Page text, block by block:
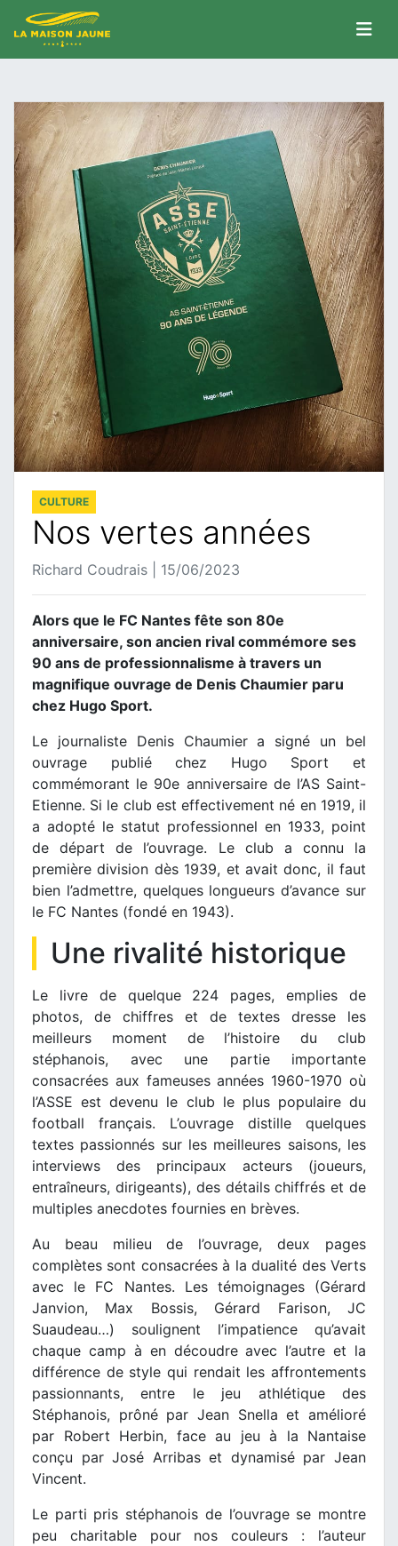
CULTURE
Nos vertes années
Richard Coudrais | 15/06/2023
Alors que le FC Nantes fête son 80e
anniversaire, son ancien rival commémore ses
90 ans de professionnalisme à travers un
magnifique ouvrage de Denis Chaumier paru
chez Hugo Sport.
Le journaliste Denis Chaumier a signé un bel
ouvrage publié chez Hugo Sport et
commémorant le 90e anniversaire de l’AS Saint-
Etienne. Si le club est effectivement né en 1919, il
a adopté le statut professionnel en 1933, point
de départ de l’ouvrage. Le club a connu la
première division dès 1939, et avait donc, il faut
bien l’admettre, quelques longueurs d’avance sur
le FC Nantes (fondé en 1943).
Une rivalité historique
Le livre de quelque 224 pages, emplies de
photos, de chiffres et de textes dresse les
meilleurs moment de l’histoire du club
stéphanois, avec une partie importante
consacrées aux fameuses années 1960-1970 où
l’ASSE est devenu le club le plus populaire du
football français. L’ouvrage distille quelques
textes passionnés sur les meilleures saisons, les
interviews des principaux acteurs (joueurs,
entraîneurs, dirigeants), des détails chiffrés et de
multiples anecdotes fournies en brèves.
Au beau milieu de l’ouvrage, deux pages
complètes sont consacrées à la dualité des Verts
avec le FC Nantes. Les témoignages (Gérard
Janvion, Max Bossis, Gérard Farison, JC
Suaudeau…) soulignent l’impatience qu’avait
chaque camp à en découdre avec l’autre et la
différence de style qui rendait les affrontements
passionnants, entre le jeu athlétique des
Stéphanois, prôné par Jean Snella et amélioré
par Robert Herbin, face au jeu à la Nantaise
conçu par José Arribas et dynamisé par Jean
Vincent.
Le parti pris stéphanois de l’ouvrage se montre
peu charitable pour nos couleurs : l’auteur